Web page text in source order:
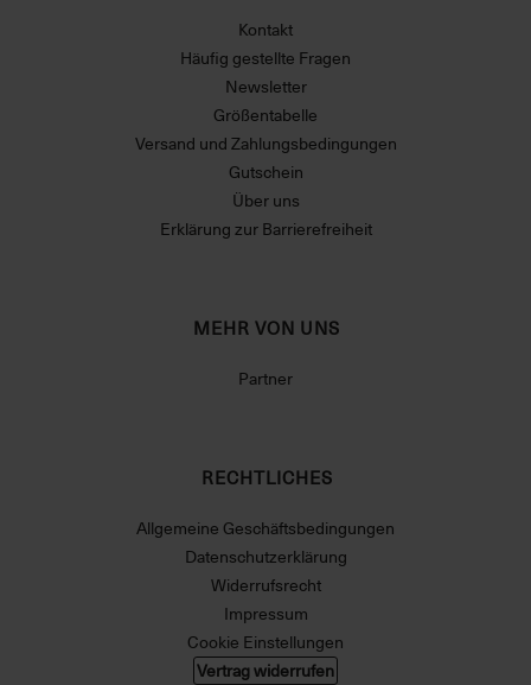
Kontakt
Häufig gestellte Fragen
Newsletter
Größentabelle
Versand und Zahlungsbedingungen
Gutschein
Über uns
Erklärung zur Barrierefreiheit
MEHR VON UNS
Partner
RECHTLICHES
Allgemeine Geschäftsbedingungen
Datenschutzerklärung
Widerrufsrecht
Impressum
Cookie Einstellungen
Vertrag widerrufen